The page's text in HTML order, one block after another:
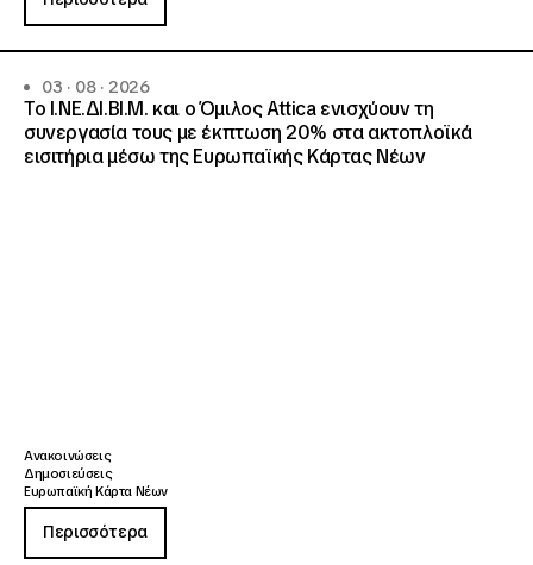
03 · 08 · 2026
Το Ι.ΝΕ.ΔΙ.ΒΙ.Μ. και o Όμιλος Attica ενισχύουν τη
συνεργασία τους με έκπτωση 20% στα ακτοπλοϊκά
εισιτήρια μέσω της Ευρωπαϊκής Κάρτας Νέων
Ανακοινώσεις
Δημοσιεύσεις
Ευρωπαϊκή Κάρτα Νέων
Περισσότερα